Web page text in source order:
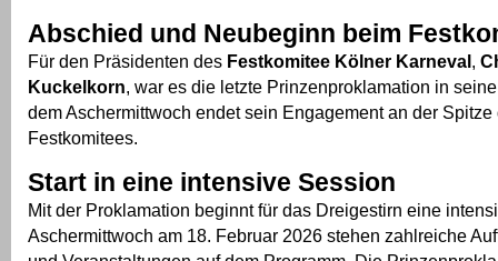
Abschied und Neubeginn beim
Für den Präsidenten des Festkomitee Kölner Karneval
Kuckelkorn , war es die letzte Prinzenproklamation in
dem Aschermittwoch endet sein Engagement an der Spitze
Festkomitees.
Start in eine intensive Session
Mit der Proklamation beginnt für das Dreigestirn eine
Aschermittwoch am 18. Februar 2026 stehen zahlreiche